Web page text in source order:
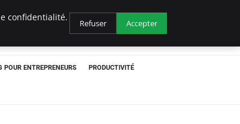
POUR ENTREPRENEURS PRODUCTIVITÉ
confidentialité.
Refuser Accepter